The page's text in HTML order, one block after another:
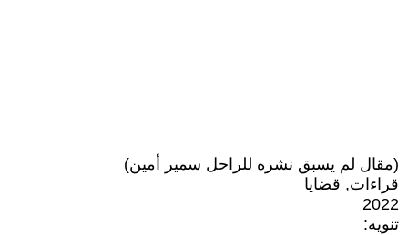
(مقال لم يسبق نشره للراحل سمير أمين)
قراءات, قضايا
2022
تنويه: